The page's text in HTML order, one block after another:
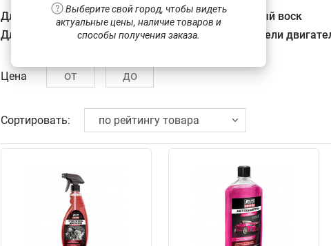
Выберите свой город, чтобы видеть
актуальные цены, наличие товаров и
способы получения заказа.
Для ручной мойки
Для бесконтактной мойки
Холодный воск
Очистители
Цена
Сортировать: